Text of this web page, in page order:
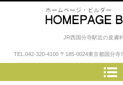
小松崎皮膚科クリ
JR西国分寺駅近の皮膚
TEL. 042-320-4100 〒185-0024東京都国分